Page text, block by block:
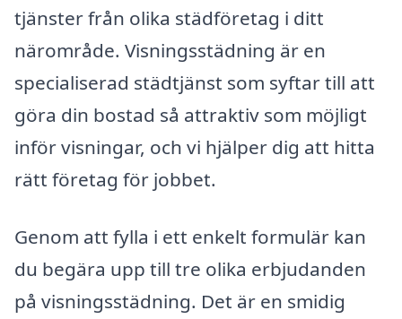
tjänster från olika städföretag i ditt
närområde. Visningsstädning är en
specialiserad städtjänst som syftar till att
göra din bostad så attraktiv som möjligt
inför visningar, och vi hjälper dig att hitta
rätt företag för jobbet.
Genom att fylla i ett enkelt formulär kan
du begära upp till tre olika erbjudanden
på visningsstädning. Det är en smidig